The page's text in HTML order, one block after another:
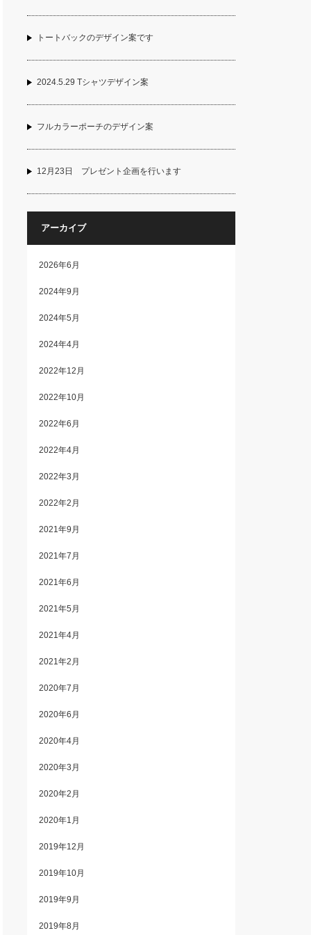
トートバックのデザイン案です
2024.5.29 Tシャツデザイン案
フルカラーポーチのデザイン案
12月23日 プレゼント企画を行います
アーカイブ
2026年6月
2024年9月
2024年5月
2024年4月
2022年12月
2022年10月
2022年6月
2022年4月
2022年3月
2022年2月
2021年9月
2021年7月
2021年6月
2021年5月
2021年4月
2021年2月
2020年7月
2020年6月
2020年4月
2020年3月
2020年2月
2020年1月
2019年12月
2019年10月
2019年9月
2019年8月